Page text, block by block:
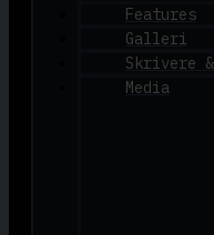
Features
Galleri
Skrivere
Media